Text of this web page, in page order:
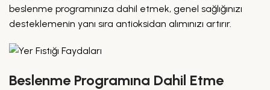
beslenme programınıza dahil etmek, genel sağlığınızı
desteklemenin yanı sıra antioksidan alımınızı artırır.
Beslenme Programına Dahil Etme